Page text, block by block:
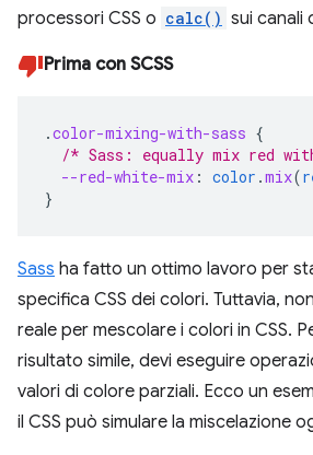
processori CSS o calc() sui canali
Prima con SCSS
.color-mixing-with-sass {
/* Sass: equally mix red
--red-white-mix : color .mix(
}
Sass ha fatto un ottimo lavoro per
specifica CSS dei colori. Tuttavia,
reale per mescolare i colori in CSS.
risultato simile, devi eseguire
valori di colore parziali. Ecco un
il CSS può simulare la miscelazione